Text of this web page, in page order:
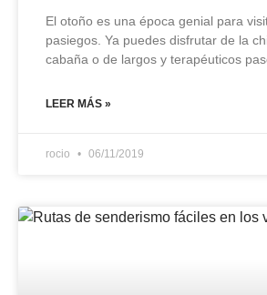
El otoño es una época genial para
pasiegos. Ya puedes disfrutar de la
cabaña o de largos y terapéuticos
LEER MÁS »
rocio 06/11/2019